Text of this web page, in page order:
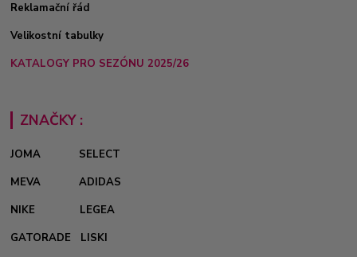
Reklamační řád
Velikostní tabulky
KATALOGY PRO SEZÓNU 2025/26
ZNAČKY :
JOMA
SELECT
MEVA
ADIDAS
NIKE
LEGEA
GATORADE
LISKI